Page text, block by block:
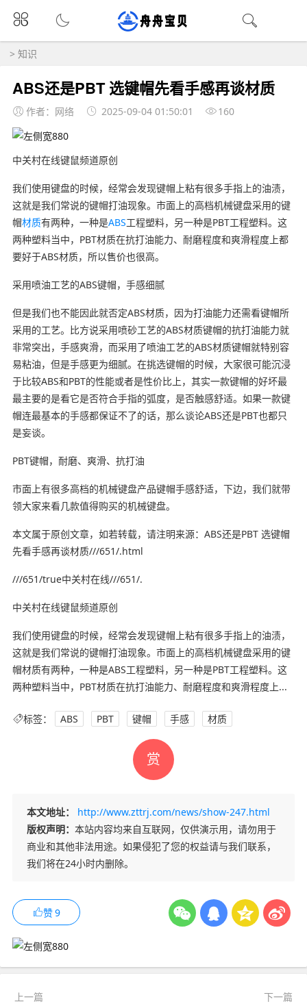
> 知识
ABS还是PBT 选键帽先看手感再谈材质
作者：网络 2025-09-04 01:50:01 160
中关村在线键鼠频道原创
我们使用键盘的时候，经常会发现键帽上粘有很多手指上的油渍，
这就是我们常说的键帽打油现象。市面上的高档机械键盘采用的键
帽材质有两种，一种是ABS工程塑料，另一种是PBT工程塑料。这
两种塑料当中，PBT材质在抗打油能力、耐磨程度和爽滑程度上都
要好于ABS材质，所以售价也很高。
采用喷油工艺的ABS键帽，手感细腻
但是我们也不能因此就否定ABS材质，因为打油能力还需看键帽所
采用的工艺。比方说采用喷砂工艺的ABS材质键帽的抗打油能力就
非常突出，手感爽滑，而采用了喷油工艺的ABS材质键帽就特别容
易粘油，但是手感更为细腻。在挑选键帽的时候，大家很可能沉浸
于比较ABS和PBT的性能或者是性价比上，其实一款键帽的好坏最
最主要的是看它是否符合手指的弧度，是否触感舒适。如果一款键
帽连最基本的手感都保证不了的话，那么谈论ABS还是PBT也都只
是妄谈。
PBT键帽，耐磨、爽滑、抗打油
市面上有很多高档的机械键盘产品键帽手感舒适，下边，我们就带
领大家来看几款值得购买的机械键盘。
本文属于原创文章，如若转载，请注明来源：ABS还是PBT 选键帽
先看手感再谈材质///651/.html
///651/true中关村在线///651/.
中关村在线键鼠频道原创
我们使用键盘的时候，经常会发现键帽上粘有很多手指上的油渍，
这就是我们常说的键帽打油现象。市面上的高档机械键盘采用的键
帽材质有两种，一种是ABS工程塑料，另一种是PBT工程塑料。这
两种塑料当中，PBT材质在抗打油能力、耐磨程度和爽滑程度上...
标签： ABS PBT 键帽 手感 材质
赏
本文地址：
http://www.zttrj.com/news/show-247.html
版权声明： 本站内容均来自互联网，仅供演示用，请勿用于
商业和其他非法用途。如果侵犯了您的权益请与我们联系，
我们将在24小时内删除。
赞9
上一篇 下一篇